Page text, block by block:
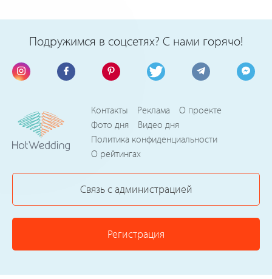
Подружимся в соцсетях? С нами горячо!
Контакты Реклама
О проекте
Фото дня
Видео дня
Политика конфиденциальности
О рейтингах
Связь с администрацией
Регистрация